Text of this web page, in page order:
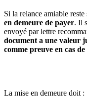
Si la relance amiable reste
en demeure de payer. Il
envoyé par lettre
document a une valeur
comme preuve en cas
La mise en demeure doit :